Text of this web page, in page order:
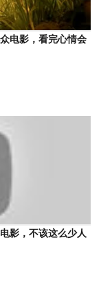
电影，看完心情会
影，不该这么少人